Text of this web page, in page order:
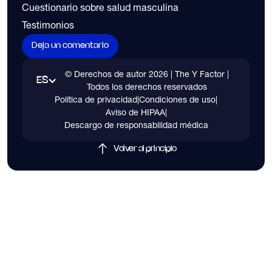
Cuestionario sobre salud masculina
Testimonios
Deja un comentario
ES
© Derechos de autor2026 | The Y Factor |
Todos los derechos reservados
Política de privacidad|Condiciones de uso|
Aviso de HIPAA|
Descargo de responsabilidad médica
Volver al principio